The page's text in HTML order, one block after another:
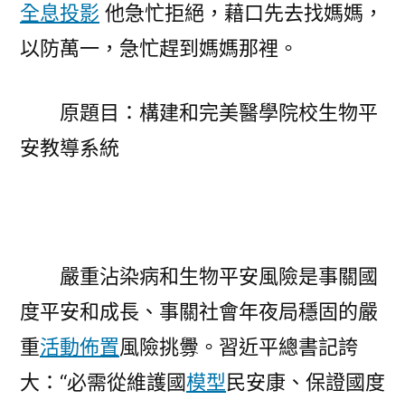
學
計
物
平
安
教
系
全息投影 他急忙拒絕，藉口先去找媽媽，
以防萬一，急忙趕到媽媽那裡。
原題目：構建和完美醫學院校生物平
安教導系統
嚴重沾染病和生物平安風險是事關國
度平安和成長、事關社會年夜局穩固的嚴
重活動佈置風險挑釁。習近平總書記誇
大：“必需從維護國模型民安康、保證國度